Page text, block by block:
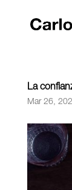
La
Mar 26,